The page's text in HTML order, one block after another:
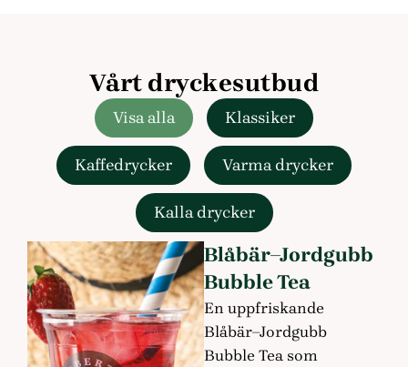
Vårt dryckesutbud
Visa alla Klassiker
Kaffedrycker Varma drycker
Kalla drycker
Blåbär–Jordgubb
Bubble Tea
En uppfriskande
Blåbär–Jordgubb
Bubble Tea som